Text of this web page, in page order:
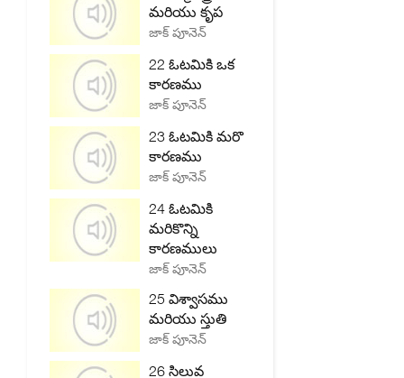
మరియు కృప
జాక్ పూనెన్
22 ఓటమికి ఒక
కారణము
జాక్ పూనెన్
23 ఓటమికి మరొ
కారణము
జాక్ పూనెన్
24 ఓటమికి
మరికొన్ని
కారణములు
జాక్ పూనెన్
25 విశ్వాసము
మరియు స్తుతి
జాక్ పూనెన్
26 సిలువ